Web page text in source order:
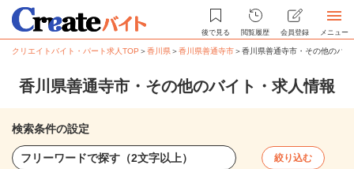
後で見る 閲覧履歴 会員登録 メニュー
クリエイトバイト・パート求人TOP ＞香川県＞香川県善通寺市＞香川県善通寺市・その他のバ
香川県善通寺市・その他のバイト・求人情報
検索条件の設定
絞り込む